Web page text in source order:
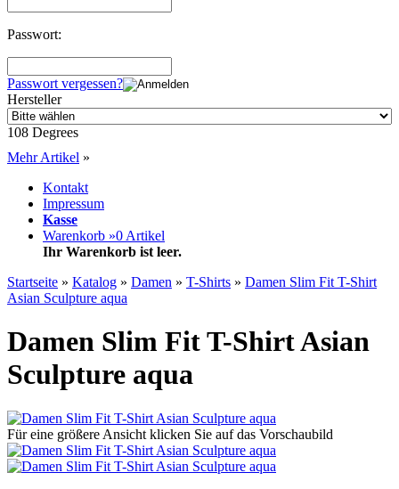
Passwort:
Passwort vergessen?
Hersteller
108 Degrees
Mehr Artikel »
Kontakt
Impressum
Kasse
Warenkorb »0 Artikel
Ihr Warenkorb ist leer.
Startseite » Katalog » Damen » T-Shirts » Damen Slim Fit T-Shirt
Asian Sculpture aqua
Damen Slim Fit T-Shirt Asian
Sculpture aqua
Für eine größere Ansicht klicken Sie auf das Vorschaubild